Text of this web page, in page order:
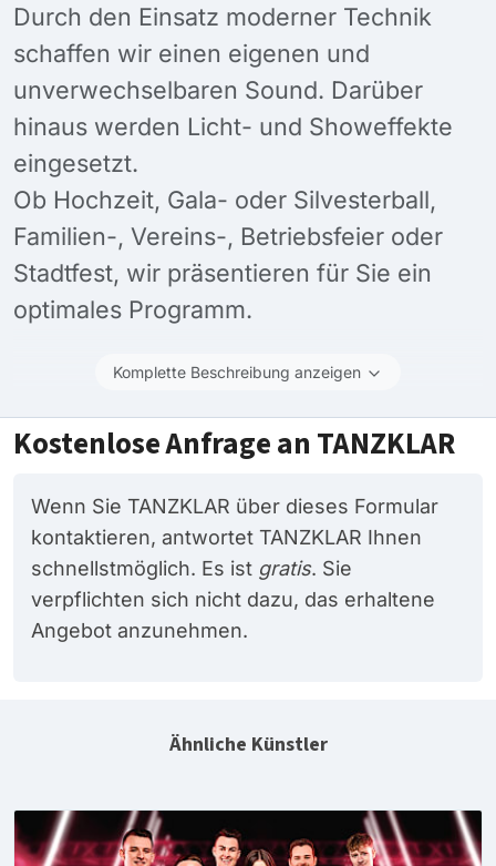
Durch den Einsatz moderner Technik
schaffen wir einen eigenen und
unverwechselbaren Sound. Darüber
hinaus werden Licht- und Showeffekte
eingesetzt.
Ob Hochzeit, Gala- oder Silvesterball,
Familien-, Vereins-, Betriebsfeier oder
Stadtfest, wir präsentieren für Sie ein
optimales Programm.
Komplette Beschreibung anzeigen
Kostenlose Anfrage an TANZKLAR
Wenn Sie TANZKLAR über dieses Formular
kontaktieren, antwortet TANZKLAR Ihnen
schnellstmöglich. Es ist gratis. Sie
verpflichten sich nicht dazu, das erhaltene
Angebot anzunehmen.
Ähnliche Künstler